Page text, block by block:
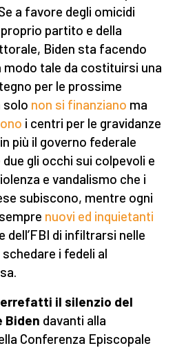
a favore degli omicidi
partito e della
Biden sta facendo
tale da costituirsi una
per le prossime
solo non si finanziano ma
i centri per le gravidanze
più il governo federale
gli occhi sui colpevoli e
e vandalismo che i
subiscono, mentre ogni
nuovi ed inquietanti
dell’FBI di infiltrarsi nelle
i fedeli al
il silenzio del
Biden davanti alla
Conferenza Episcopale